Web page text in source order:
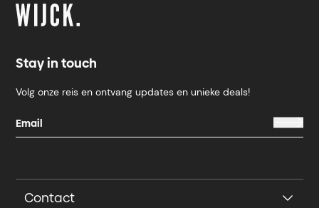
Stay in touch
Volg onze reis en ontvang updates en unieke deals!
Contact